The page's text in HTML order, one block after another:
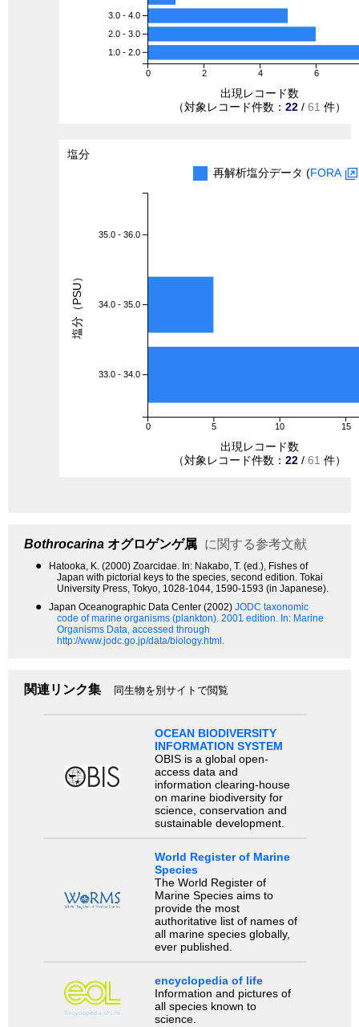
0 2 4 6
3.0 - 4.0
2.0 - 3.0
1.0 - 2.0
出現レコード数
（対象レコード件数： 22 / 61 件）
塩分
再解析塩分データ (FORA
0 5 10 15
35.0 - 36.0
34.0 - 35.0
33.0 - 34.0
出現レコード数
（対象レコード件数： 22 / 61 件）
塩分（PSU）
Bothrocarina オグロゲンゲ属 に関する参考文献
●
Hatooka, K. (2000) Zoarcidae. In: Nakabo, T. (ed.), Fishes of
Japan with pictorial keys to the species, second edition. Tokai
University Press, Tokyo, 1028-1044, 1590-1593 (in Japanese).
● Japan Oceanographic Data Center (2002) JODC taxonomic
code of marine organisms (plankton). 2001 edition. In: Marine
Organisms Data, accessed through
http://www.jodc.go.jp/data/biology.html.
関連リンク集 同生物を別サイトで閲覧
OCEAN BIODIVERSITY
INFORMATION SYSTEM
OBIS is a global open-
access data and
information clearing-house
on marine biodiversity for
science, conservation and
sustainable development.
World Register of Marine
Species
The World Register of
Marine Species aims to
provide the most
authoritative list of names of
all marine species globally,
ever published.
encyclopedia of life
Information and pictures of
all species known to
science.